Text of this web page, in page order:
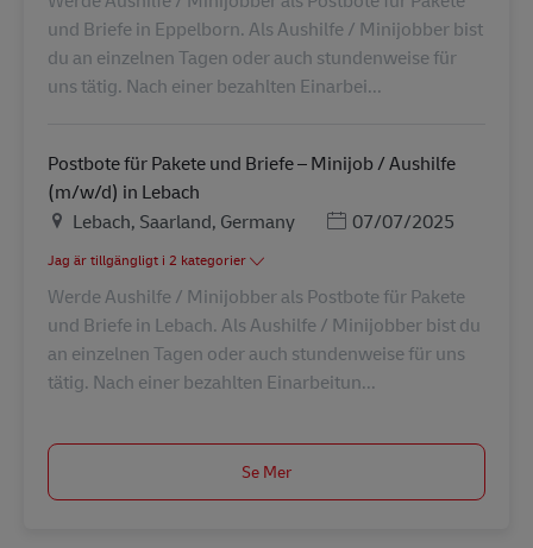
und Briefe in Eppelborn. Als Aushilfe / Minijobber bist
du an einzelnen Tagen oder auch stundenweise für
uns tätig. Nach einer bezahlten Einarbei...
Postbote für Pakete und Briefe – Minijob / Aushilfe
(m/w/d) in Lebach
PlatsLebach, Saarland, Germany Posted Date
07/07/2025
Jag är tillgängligt i 2 kategorier
Werde Aushilfe / Minijobber als Postbote für Pakete
und Briefe in Lebach. Als Aushilfe / Minijobber bist du
an einzelnen Tagen oder auch stundenweise für uns
tätig. Nach einer bezahlten Einarbeitun...
Se Mer